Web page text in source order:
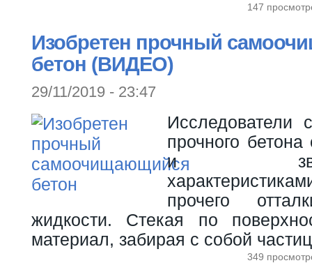
147
Изобретен прочный
бетон (ВИДЕО)
29/11/2019 - 23:47
Исследователи
прочного
и
прочего
жидкости. Стекая по
материал, забирая с собой
349